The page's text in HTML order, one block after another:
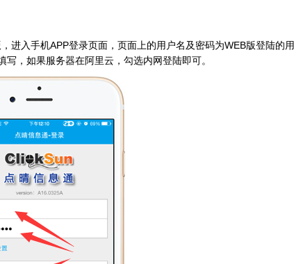
进入手机APP登录页面，页面上的用户名及密码为WEB版登陆的用
，如果服务器在阿里云，勾选内网登陆即可。